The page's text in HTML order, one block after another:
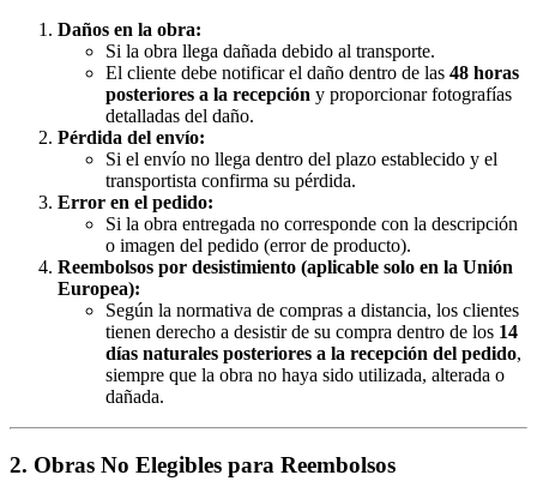
Daños en la obra:
Si la obra llega dañada debido al transporte.
El cliente debe notificar el daño dentro de las 48 horas
posteriores a la recepción y proporcionar fotografías
detalladas del daño.
Pérdida del envío:
Si el envío no llega dentro del plazo establecido y el
transportista confirma su pérdida.
Error en el pedido:
Si la obra entregada no corresponde con la descripción
o imagen del pedido (error de producto).
Reembolsos por desistimiento (aplicable solo en la Unión
Europea):
Según la normativa de compras a distancia, los clientes
tienen derecho a desistir de su compra dentro de los 14
días naturales posteriores a la recepción del pedido,
siempre que la obra no haya sido utilizada, alterada o
dañada.
2. Obras No Elegibles para Reembolsos